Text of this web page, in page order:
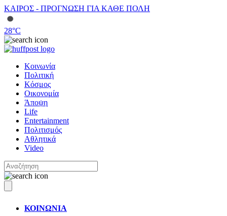
ΚΑΙΡΟΣ - ΠΡΟΓΝΩΣΗ ΓΙΑ ΚΑΘΕ ΠΟΛΗ
28°C
Κοινωνία
Πολιτική
Κόσμος
Οικονομία
Άποψη
Life
Entertainment
Πολιτισμός
Αθλητικά
Video
ΚΟΙΝΩΝΙΑ